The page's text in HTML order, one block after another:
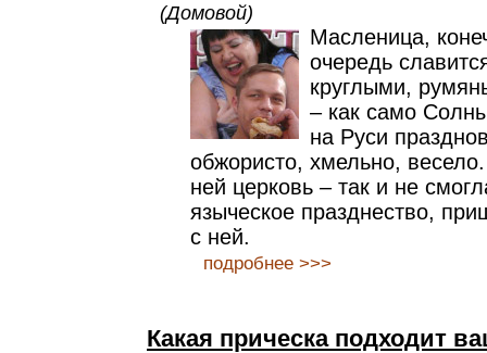
(Домовой)
Масленица,
очередь
круглыми,
– как само
на Руси
обжористо, хмельно,
ней церковь – так и не
языческое празднество,
с ней.
подробнее >>>
Какая прическа подходит